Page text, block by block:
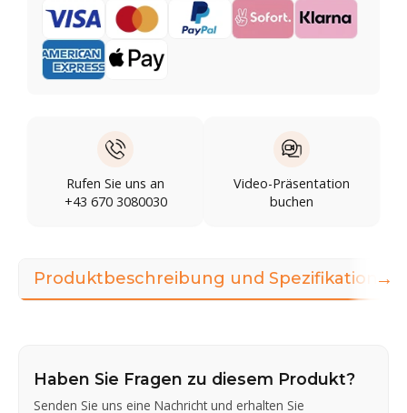
Rufen Sie uns an
+43 670 3080030
Video-Präsentation
buchen
Produktbeschreibung und Spezifikationen
Haben Sie Fragen zu diesem Produkt?
Senden Sie uns eine Nachricht und erhalten Sie
→